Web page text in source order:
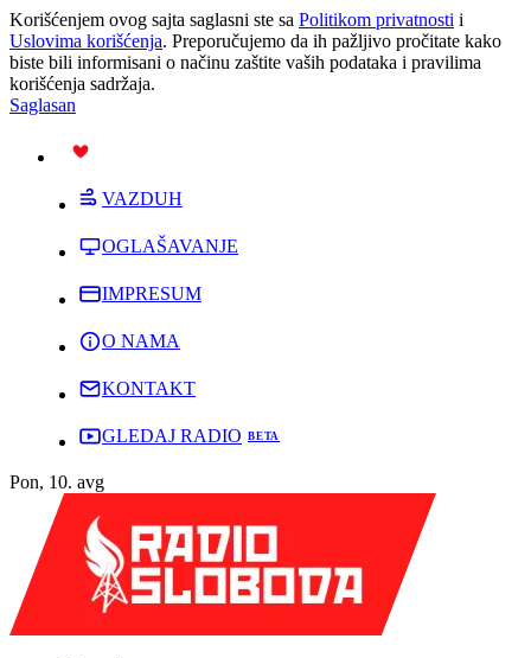
Korišćenjem ovog sajta saglasni ste sa Politikom privatnosti i
Uslovima korišćenja. Preporučujemo da ih pažljivo pročitate kako
biste bili informisani o načinu zaštite vaših podataka i pravilima
korišćenja sadržaja.
Saglasan
VAZDUH
OGLAŠAVANJE
IMPRESUM
O NAMA
KONTAKT
GLEDAJ RADIO
Pon, 10. avg